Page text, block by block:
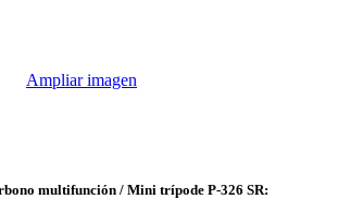
Ampliar imagen
multifunción / Mini trípode P-326 SR: